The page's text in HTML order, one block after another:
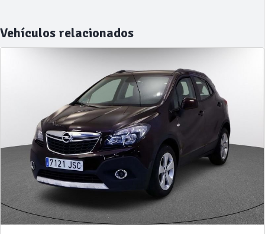
Vehículos relacionados